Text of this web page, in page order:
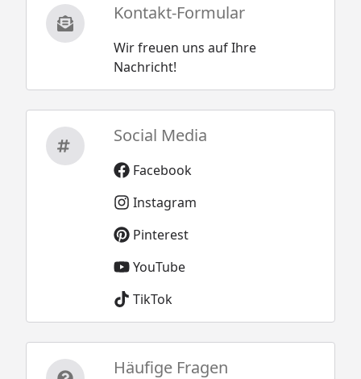
Kontakt-Formular
Wir freuen uns auf Ihre
Nachricht!
Social Media
Facebook
Instagram
Pinterest
YouTube
TikTok
Häufige Fragen